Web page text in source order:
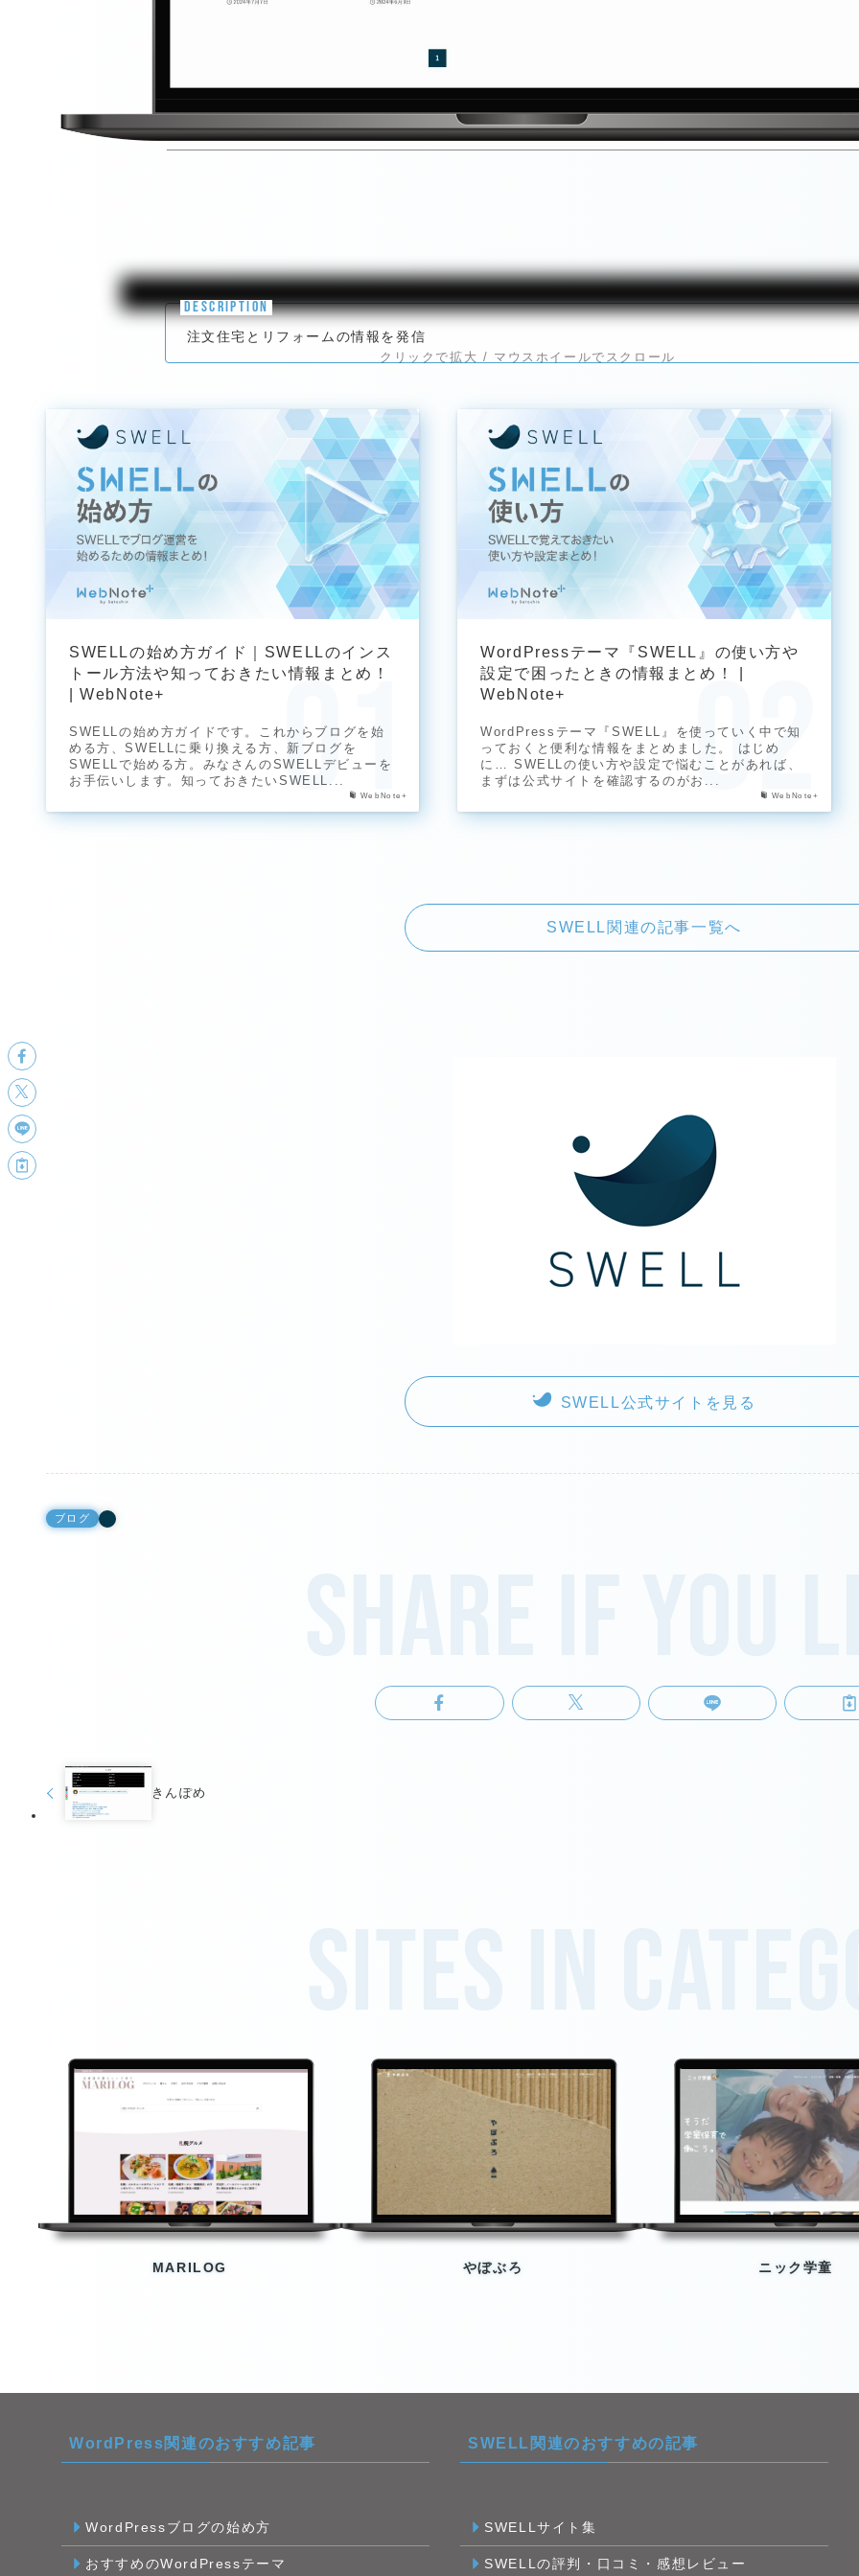
DESCRIPTION
注文住宅とリフォームの情報を発信
WebNote+
SWELLの始め方ガイド｜SWELLのインス
トール方法や知っておきたい情報まとめ！
| WebNote+
SWELLの始め方ガイドです。これからブログを始
める方、SWELLに乗り換える方、新ブログを
SWELLで始める方。みなさんのSWELLデビューを
お手伝いします。知っておきたいSWELL...
WebNote+
WordPressテーマ『SWELL』の使い方や
設定で困ったときの情報まとめ！ |
WebNote+
WordPressテーマ『SWELL』を使っていく中で知
っておくと便利な情報をまとめました。 はじめ
に… SWELLの使い方や設定で悩むことがあれば、
まずは公式サイトを確認するのがお...
SWELL関連の記事一覧へ
SWELL公式サイトを見る
ブログ
きんぽめ
MARILOG やぼぶろ ニック学童
WordPress関連のおすすめ記事
WordPressブログの始め方
おすすめのWordPressテーマ
SWELL関連のおすすめの記事
SWELLサイト集
SWELLの評判・口コミ・感想レビュー